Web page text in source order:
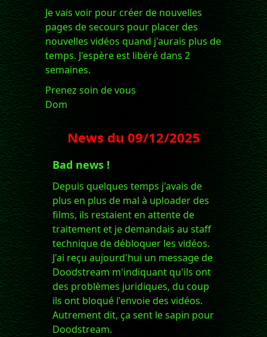
Je vais voir pour créer de nouvelles
pages de secours pour placer des
nouvelles vidéos quand j'aurais plus de
temps. J'espère est libéré dans 2
semaines.
Prenez soin de vous
Dom
News du 09/12/2025
Bad news !
Depuis quelques temps j'avais de
plus en plus de mal à uploader des
films, ils restaient en attente de
traitement et je demandais au staff
technique de débloquer les vidéos.
J'ai reçu aujourd'hui un message de
Doodstream m'indiquant qu'ils ont
des problèmes juridiques, du coup
ils ont bloqué l'envoie des vidéos.
Autrement dit, ça sent le sapin pour
Doodstream.